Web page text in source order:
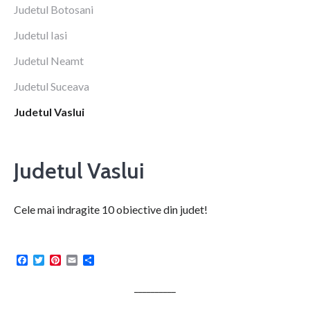
Judetul Botosani
Judetul Iasi
Judetul Neamt
Judetul Suceava
Judetul Vaslui
Judetul Vaslui
Cele mai indragite 10 obiective din judet!
Facebook
TwitterPinterest
Email